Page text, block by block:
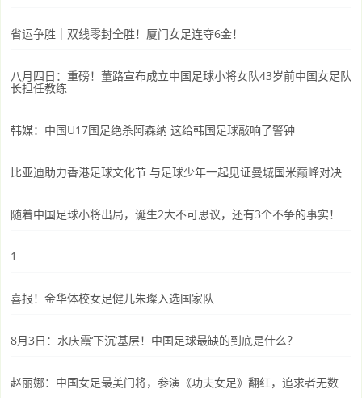
省运争胜｜双线零封全胜！厦门女足连夺6金！
八月四日：重磅！董路宣布成立中国足球小将女队43岁前中国女足队
长担任教练
韩媒：中国U17国足绝杀阿森纳 这给韩国足球敲响了警钟
比亚迪助力香港足球文化节 与足球少年一起见证曼城国米巅峰对决
随着中国足球小将出局，诞生2大不可思议，还有3个不争的事实！
1
喜报！金华体校女足健儿朱璨入选国家队
8月3日：水庆霞‘下沉’基层！中国足球最缺的到底是什么？
赵丽娜：中国女足最美门将，参演《功夫女足》翻红，追求者无数